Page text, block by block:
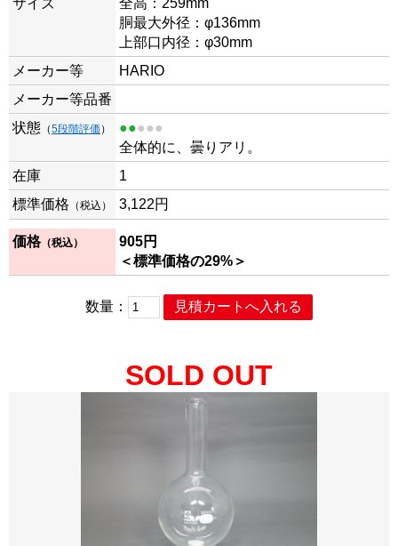
サイズ
全高：259mm
胴最大外径：φ136mm
上部口内径：φ30mm
メーカー等
HARIO
メーカー等品番
状態 （5段階評価 ） ●●●●●
全体的に、曇りアリ。
在庫
1
標準価格 （税込） 3,122円
価格（税込）
905円
＜標準価格の29%＞
数量：
SOLD OUT